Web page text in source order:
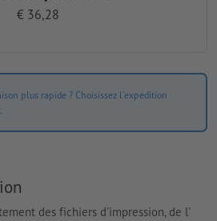
€ 36,28
plus rapide ? Choisissez l'expédition
des fichiers d'impression, de l'